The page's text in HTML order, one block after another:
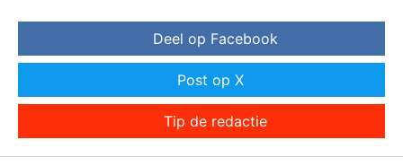
Deel op Facebook
Post op X
Tip de redactie